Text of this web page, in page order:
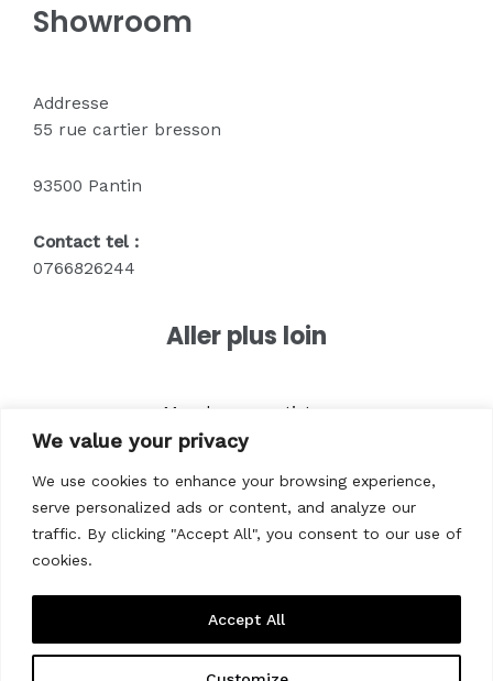
We value your privacy
We use cookies to enhance your browsing experience,
serve personalized ads or content, and analyze our
traffic. By clicking "Accept All", you consent to our use of
cookies.
Accept All
Showroom
Addresse
55 rue cartier bresson
93500 Pantin
Contact tel :
0766826244
Aller plus loin
Merch pour artistes
Textile pour entreprises
Vêtements pour associations
Vêtements pour êvenements